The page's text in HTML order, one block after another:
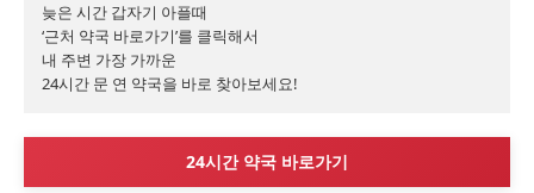
늦은 시간 갑자기 아플때
‘근처 약국 바로가기’를 클릭해서
내 주변 가장 가까운
24시간 문 연 약국을 바로 찾아보세요!
24시간 약국 바로가기